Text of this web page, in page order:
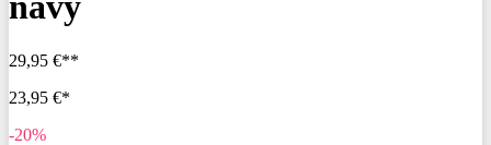
29,95 €**
23,95 €*
-20%